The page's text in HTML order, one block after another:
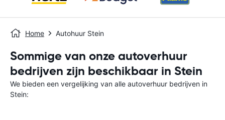
Home Autohuur Stein
Sommige van onze autoverhuur
bedrijven zijn beschikbaar in Stein
We bieden een vergelijking van alle autoverhuur bedrijven in
Stein: